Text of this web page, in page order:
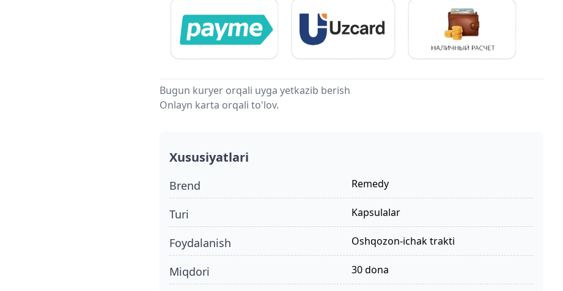
Bugun kuryer orqali uyga yetkazib berish
Onlayn karta orqali to'lov.
Xususiyatlari
Brend Remedy
turi kapsulalar
foydalanish oshqozon-ichak trakti
miqdori 30 dona